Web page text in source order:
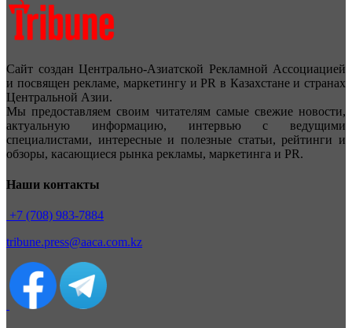
Сайт создан Центрально-Азиатской Рекламной Ассоциацией
и посвящен рекламе, маркетингу и PR в Казахстане и странах
Центральной Азии.
Мы предоставляем своим читателям самые свежие новости,
актуальную информацию, интервью с ведущими
специалистами, интересные и полезные статьи, рейтинги и
обзоры, касающиеся рынка рекламы, маркетинга и PR.
Наши контакты
+7 (708) 983-7884
tribune.press@aaca.com.kz